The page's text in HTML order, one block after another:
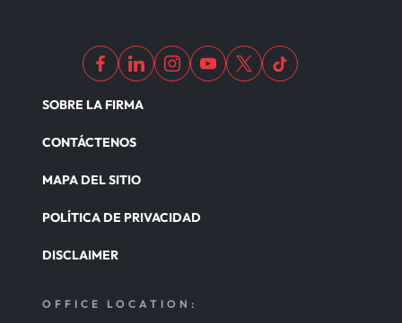
SOBRE LA FIRMA
CONTÁCTENOS
MAPA DEL SITIO
POLÍTICA DE PRIVACIDAD
DISCLAIMER
OFFICE LOCATION: